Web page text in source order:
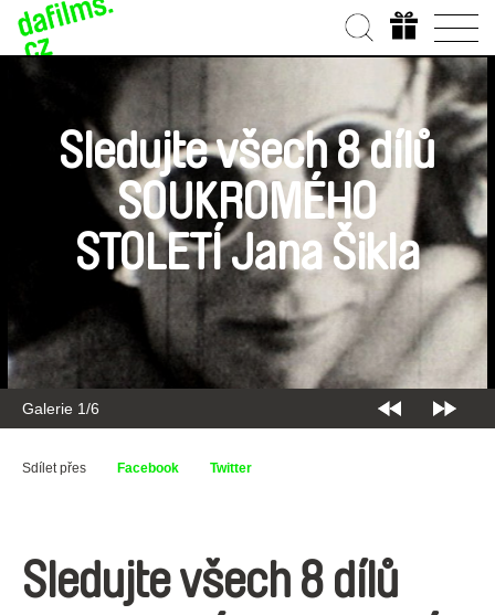
Galerie 2/6
Sledujte všech 8 dílů
SOUKROMÉHO
STOLETÍ Jana Šikla
Sdílet přes Facebook Twitter
Sledujte všech 8 dílů